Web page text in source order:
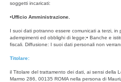
soggetti incaricati:
•Ufficio Amministrazione.
I suoi dati potranno essere comunicati a terzi, in
adempimenti ed obblighi di legge;• Banche e
fiscali. Diffusione: I suoi dati personali non
Titolare:
il Titolare del trattamento dei dati, ai sensi della
Marmo 286, 00135 ROMA nella persona di